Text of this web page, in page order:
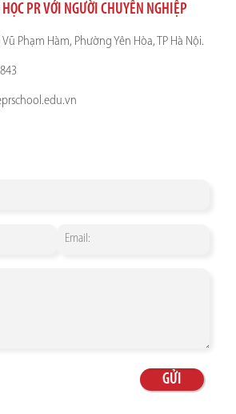
PR VỚI NGƯỜI CHUYÊN NGHIỆP
Vũ Phạm Hàm, Phường Yên Hòa, TP Hà Nội.